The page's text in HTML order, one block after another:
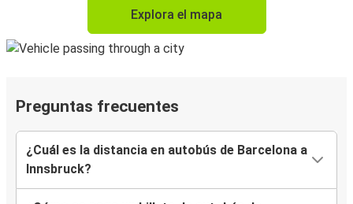
Explora el mapa
Preguntas frecuentes
¿Cuál es la distancia en autobús de Barcelona a
Innsbruck?